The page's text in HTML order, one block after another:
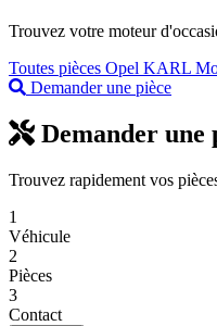
Trouvez votre moteur
Toutes pièces Opel KARL
Demander une pièce
Demander une
Trouvez rapidement vos
1
Véhicule
2
Pièces
3
Contact